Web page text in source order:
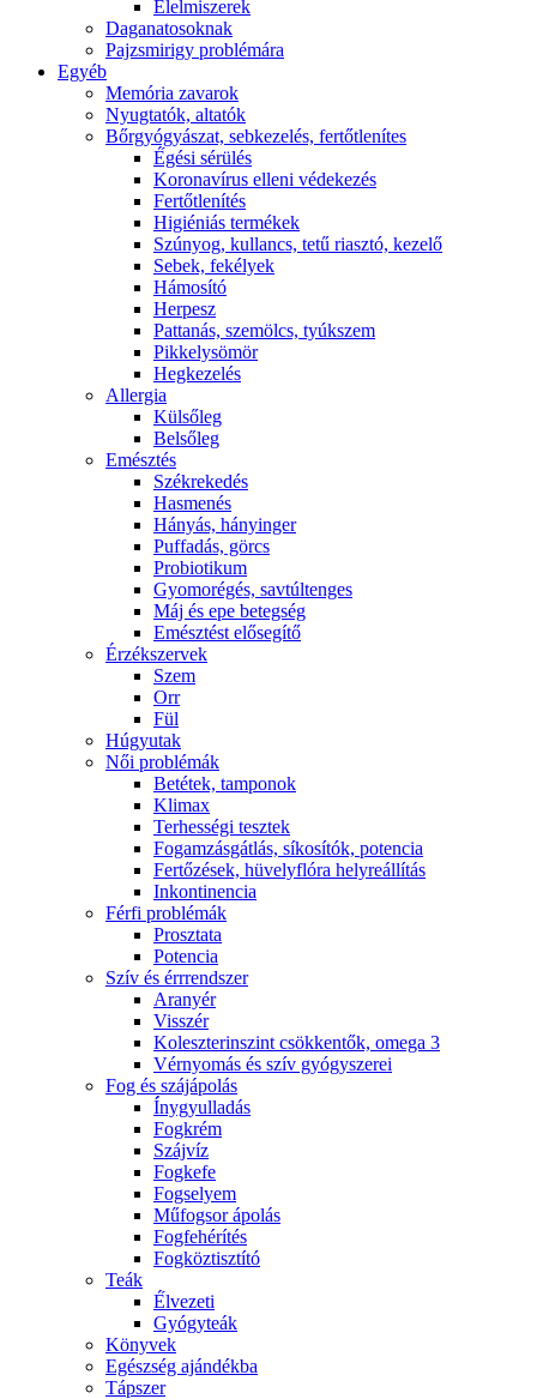
É́lelmiszerek
Daganatosoknak
Pajzsmirigy problémára
Egyéb
Memória zavarok
Nyugtatók, altatók
Bőrgyógyászat, sebkezelés, fertőtlenítes
É́gési sérülés
Koronavírus elleni védekezés
Fertőtlenítés
Higiéniás termékek
Szúnyog, kullancs, tetű riasztó, kezelő
Sebek, fekélyek
Hámosító
Herpesz
Pattanás, szemölcs, tyúkszem
Pikkelysömör
Hegkezelés
Allergia
Külsőleg
Belsőleg
Emésztés
Székrekedés
Hasmenés
Hányás, hányinger
Puffadás, görcs
Probiotikum
Gyomorégés, savtúltenges
Máj és epe betegség
Emésztést elősegítő
Érzékszervek
Szem
Orr
Fül
Húgyutak
Női problémák
Betétek, tamponok
Klimax
Terhességi tesztek
Fogamzásgátlás, síkosítók, potencia
Fertőzések, hüvelyflóra helyreállítás
Inkontinencia
Férfi problémák
Prosztata
Potencia
Szív és érrrendszer
Aranyér
Visszér
Koleszterinszint csökkentők, omega 3
Vérnyomás és szív gyógyszerei
Fog és szájápolás
Í́nygyulladás
Fogkrém
Szájvíz
Fogkefe
Fogselyem
Műfogsor ápolás
Fogfehérítés
Fogköztisztító
Teák
É́lvezeti
Gyógyteák
Könyvek
Egészség ajándékba
Tápszer